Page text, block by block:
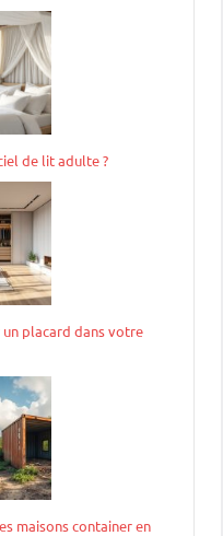
de lit adulte ?
placard dans votre
maisons container en